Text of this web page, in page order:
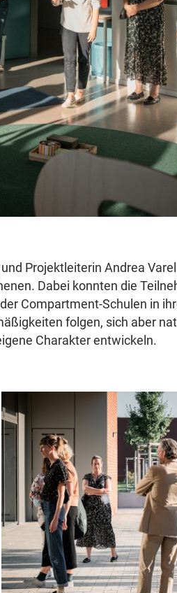
Projektleiterin Andrea
Dabei konnten die
Compartment-Schulen in
folgen, sich aber
Charakter entwickeln.